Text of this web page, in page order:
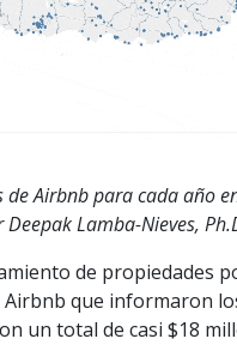
de Airbnb para cada año
Deepak Lamba-Nieves,
de propiedades
que informaron
un total de casi $18